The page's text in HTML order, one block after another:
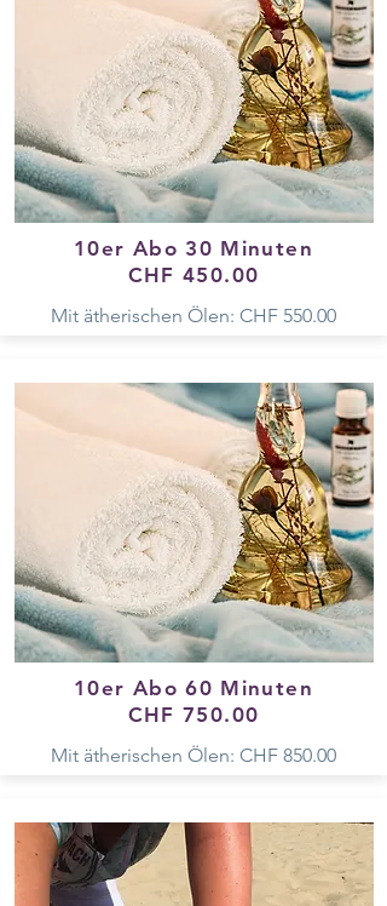
10er Abo 30 Minuten
CHF 450.00
Mit ätherischen Ölen: CHF 550.00
10er Abo 60 Minuten
CHF 750.00
Mit ätherischen Ölen: CHF 850.00